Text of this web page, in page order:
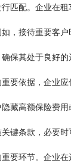
匹配。企业在
，接待重要客
保其处于良好的
要依据，企业
藏高额保险费
键条款，必要时
要环节。企业